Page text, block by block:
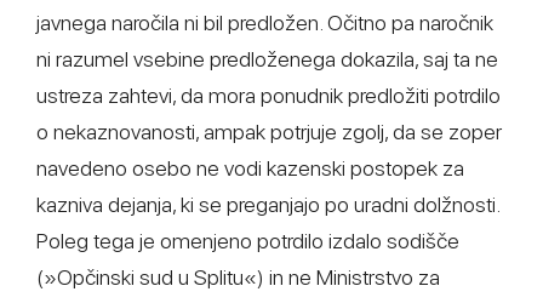
javnega naročila ni bil predložen. Očitno pa naročnik
ni razumel vsebine predloženega dokazila, saj ta ne
ustreza zahtevi, da mora ponudnik predložiti potrdilo
o nekaznovanosti, ampak potrjuje zgolj, da se zoper
navedeno osebo ne vodi kazenski postopek za
kazniva dejanja, ki se preganjajo po uradni dolžnosti.
Poleg tega je omenjeno potrdilo izdalo sodišče
(»Opčinski sud u Splitu«) in ne Ministrstvo za